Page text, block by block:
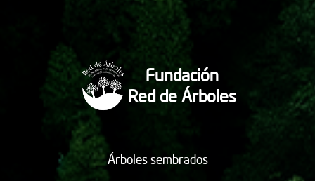
Fundación
Red de Árboles
Árboles sembrados